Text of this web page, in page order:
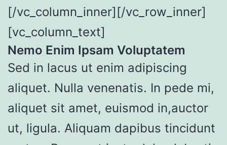
[/vc_column_inner][/vc_row_inner]
[vc_column_text]
Nemo Enim Ipsam Voluptatem
Sed in lacus ut enim adipiscing
aliquet. Nulla venenatis. In pede mi,
aliquet sit amet, euismod in,auctor
ut, ligula. Aliquam dapibus tincidunt